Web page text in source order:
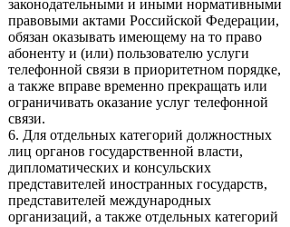
законодательными и иными нормативными
правовыми актами Российской Федерации,
обязан оказывать имеющему на то право
абоненту и (или) пользователю услуги
телефонной связи в приоритетном порядке,
а также вправе временно прекращать или
ограничивать оказание услуг телефонной
связи.
6. Для отдельных категорий должностных
лиц органов государственной власти,
дипломатических и консульских
представителей иностранных государств,
представителей международных
организаций, а также отдельных категорий